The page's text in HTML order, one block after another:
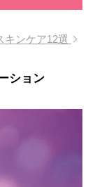
キンケア12選
ション